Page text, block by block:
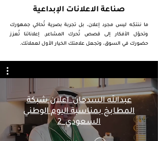
صناعة الاعلانات الإبداعية
ما ننتجّه ليس مجرد إعلان، بل تجربة بصرية تُحاكي جمهورك
وتحوّل الأفكار إلى قصص تُحرك المشاعر. إعلاناتنا تُعزز
حضورك في السوق، وتجعل علامتك الخيار الأول لعملائك.
عبدالله السدحان_اعلان شبكة
المطابخ بمناسبة اليوم الوطني
السعودي_2